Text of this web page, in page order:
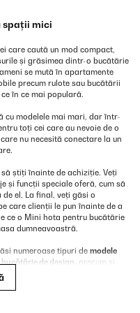
spații mici
care caută un mod compact,
și grăsimea dintr-o bucătărie
se mută în apartamente
precum rulote sau bucătării
în ce mai populară.
modelele mai mari, dar într-
toți cei care au nevoie de o
nu necesită conectare la un
știți înainte de achiziție. Veți
și funcții speciale oferă, cum să
el. La final, veți găsi o
care clienții le pun înainte de a
ce o Mini hota pentru bucătărie
dumneavoastră.
numeroase tipuri de modele
de design, precum și
căutarea unei soluții pentru o